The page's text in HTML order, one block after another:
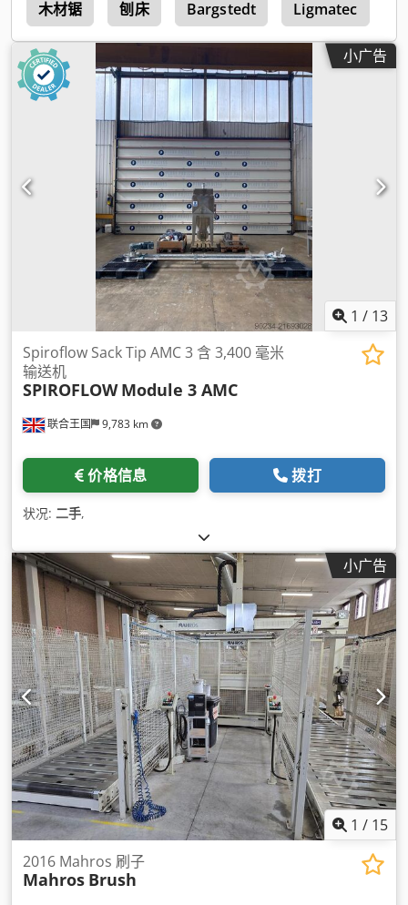
木材锯 刨床 Bargstedt Ligmatec
小广告
1 / 13
联合王国 9,783 km
Spiroflow Sack Tip AMC 3 含 3,400 毫米
输送机
SPIROFLOW Module 3 AMC
价格信息 拨打
状况: 二手,
小广告
1 / 15
2016 Mahros 刷子
Mahros Brush